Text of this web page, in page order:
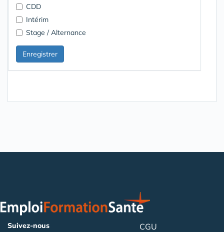
CDD
Intérim
Stage / Alternance
Suivez-nous
CGU